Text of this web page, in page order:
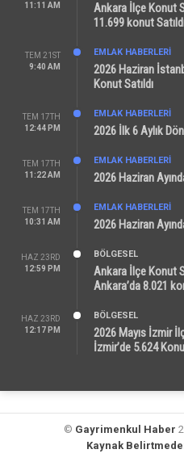
11:11 AM
Ankara İlçe Konut
11.699 konut
TEM 21ST
9:40 AM
EMLAK HABERLERI
2026 Haziran
Konut Satıldı
TEM 17TH
12:44 PM
EMLAK HABERLERI
2026 İlk 6 Aylık
TEM 17TH
11:22 AM
EMLAK HABERLERI
2026 Haziran
TEM 17TH
10:31 AM
EMLAK HABERLERI
2026 Haziran
HAZ 23RD
12:59 PM
BÖLGESEL
Ankara İlçe Konut
Ankara’da 8.021
HAZ 23RD
12:17 PM
BÖLGESEL
2026 Mayıs İzmir
İzmir’de 5.624
© Gayrimenkul Haber
Kaynak